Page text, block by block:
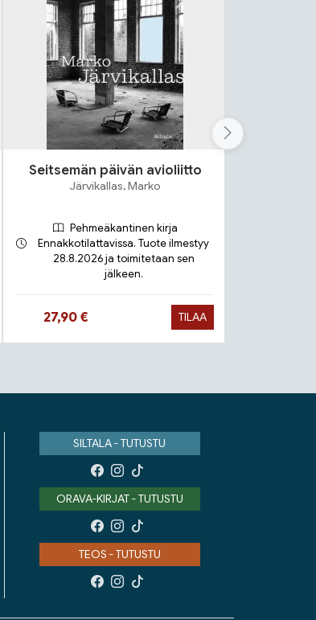
Seitsemän päivän avioliitto
Järvikallas, Marko
Pehmeäkantinen kirja
Ennakkotilattavissa. Tuote ilmestyy
28.8.2026 ja toimitetaan sen
jälkeen.
Hinta nyt
27,90 € TILAA
SILTALA - TUTUSTU
ORAVA-KIRJAT - TUTUSTU
TEOS - TUTUSTU